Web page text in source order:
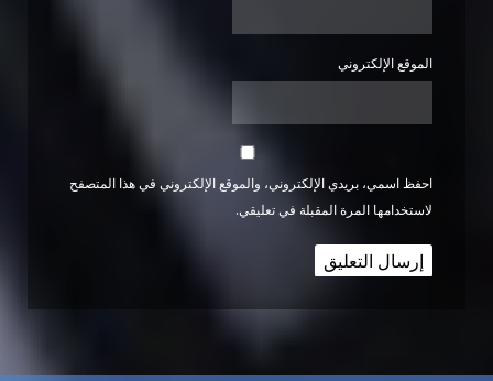
الموقع الإلكتروني
احفظ اسمي، بريدي الإلكتروني، والموقع الإلكتروني في هذا المتصفح
لاستخدامها المرة المقبلة في تعليقي.